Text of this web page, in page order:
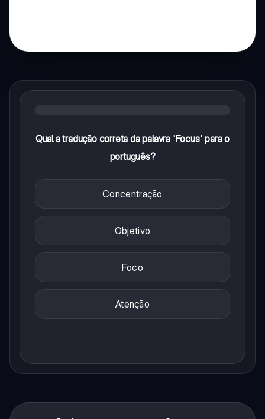
Qual a tradução correta da palavra 'Focus' para o
português?
Concentração
Objetivo
Foco
Atenção